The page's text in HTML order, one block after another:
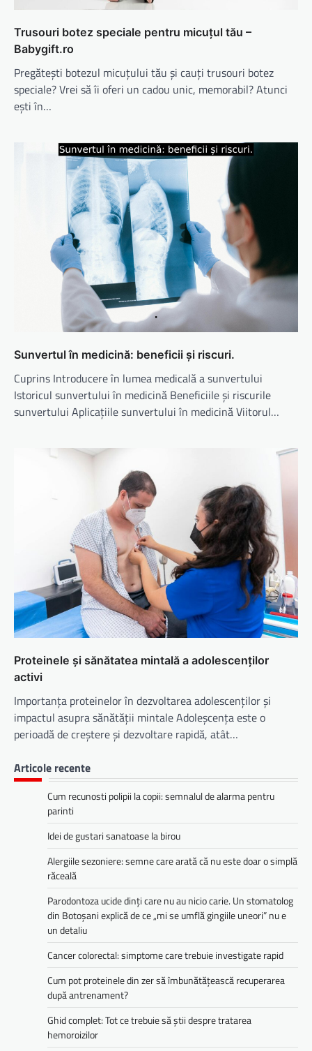
Trusouri botez speciale pentru micuțul tău –
Babygift.ro
Pregătești botezul micuțului tău și cauți trusouri botez
speciale? Vrei să îi oferi un cadou unic, memorabil? Atunci
ești în…
Sunvertul în medicină: beneficii și riscuri.
Cuprins Introducere în lumea medicală a sunvertului
Istoricul sunvertului în medicină Beneficiile și riscurile
sunvertului Aplicațiile sunvertului în medicină Viitorul…
Proteinele și sănătatea mintală a adolescenților
activi
Importanța proteinelor în dezvoltarea adolescenților și
impactul asupra sănătății mintale Adoleșcența este o
perioadă de creștere și dezvoltare rapidă, atât…
Articole recente
Cum recunosti polipii la copii: semnalul de alarma pentru
parinti
Idei de gustari sanatoase la birou
Alergiile sezoniere: semne care arată că nu este doar o simplă
răceală
Parodontoza ucide dinți care nu au nicio carie. Un stomatolog
din Botoșani explică de ce „mi se umflă gingiile uneori” nu e
un detaliu
Cancer colorectal: simptome care trebuie investigate rapid
Cum pot proteinele din zer să îmbunătățească recuperarea
după antrenament?
Ghid complet: Tot ce trebuie să știi despre tratarea
hemoroizilor